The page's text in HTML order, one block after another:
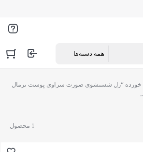
“ژل شستشوی صورت سراوی پوست نرمال
1 محصول